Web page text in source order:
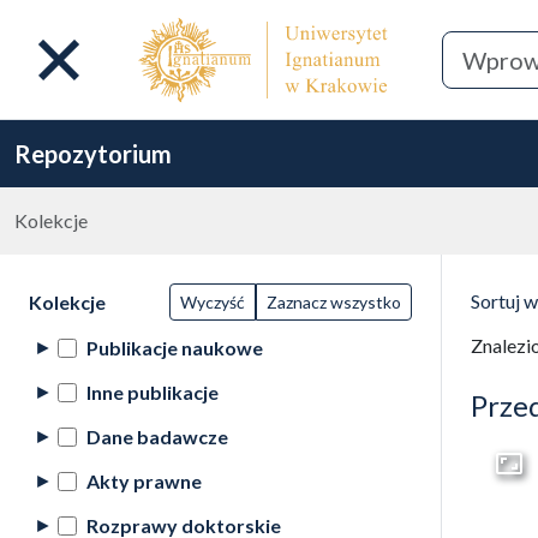
Repozytorium
Kolekcje
Lista wyników wyszukiwania
Filtry wyszukiwania
Akcje na kolekcjach
Kolekcje(automatyczne przeładowanie treści)
Wyczyść Zaznacz wszystko
Publikacje naukowe
Inne publikacje
Dane badawcze
Akty prawne
Rozprawy doktorskie
Sortuj